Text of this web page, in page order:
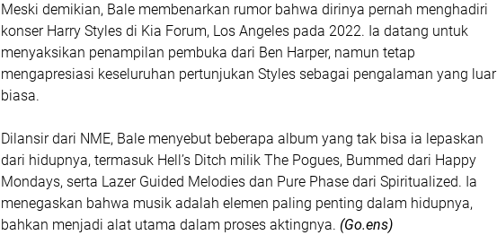
Meski demikian, Bale membenarkan rumor bahwa dirinya pernah menghadiri
konser Harry Styles di Kia Forum, Los Angeles pada 2022. Ia datang untuk
menyaksikan penampilan pembuka dari Ben Harper, namun tetap
mengapresiasi keseluruhan pertunjukan Styles sebagai pengalaman yang luar
biasa.
Dilansir dari NME, Bale menyebut beberapa album yang tak bisa ia lepaskan
dari hidupnya, termasuk Hell’s Ditch milik The Pogues, Bummed dari Happy
Mondays, serta Lazer Guided Melodies dan Pure Phase dari Spiritualized. Ia
menegaskan bahwa musik adalah elemen paling penting dalam hidupnya,
bahkan menjadi alat utama dalam proses aktingnya. (Go.ens)